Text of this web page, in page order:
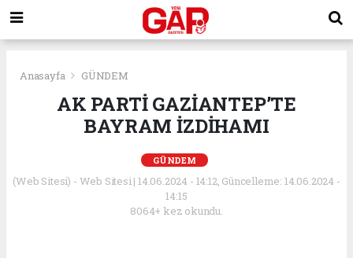
Anasayfa GÜNDEM
AK PARTİ GAZİANTEP’TE
BAYRAM İZDİHAMI
GÜNDEM
(Web Sitesi) - Web Sitesi | 14.06.2024 - 14:12, Güncelleme: 14.06.2024 -
14:15
8064+ kez okundu.